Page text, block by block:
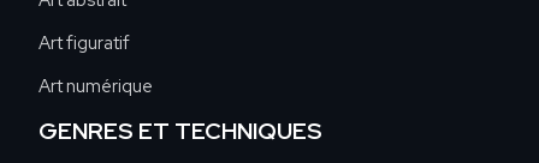
Art figuratif
Art numérique
GENRES ET TECHNIQUES